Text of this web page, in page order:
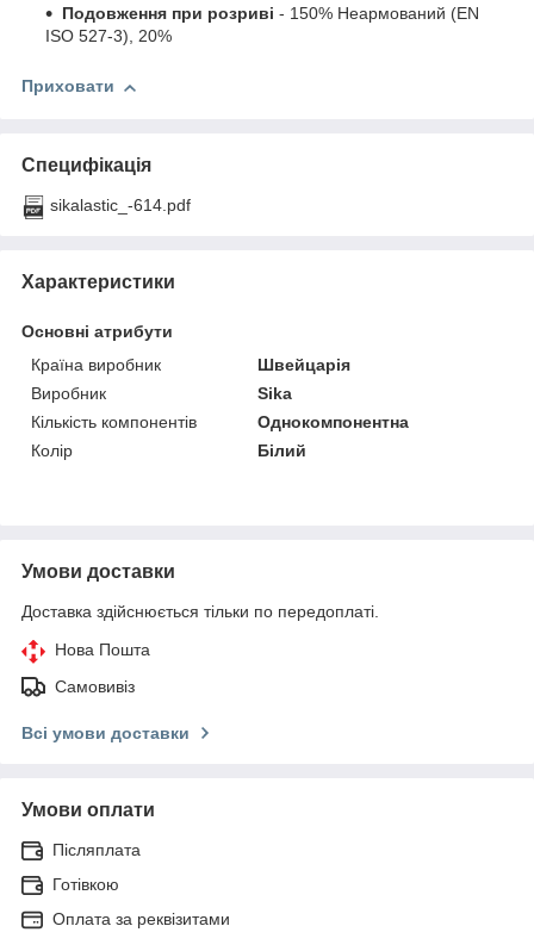
Подовження при розриві - 150% Неармований (EN
ISO 527-3), 20%
Приховати
Специфікація
sikalastic_-614.pdf
Характеристики
Основні атрибути
Країна виробник
Швейцарія
Виробник
Sika
Кількість компонентів
Однокомпонентна
Колір
Білий
Умови доставки
Доставка здійснюється тільки по передоплаті.
Нова Пошта
Самовивіз
Всі умови доставки
Умови оплати
Післяплата
Готівкою
Оплата за реквізитами